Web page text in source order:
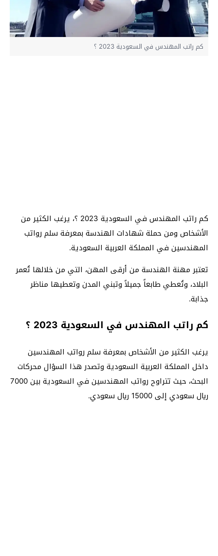
كم راتب المهندس في السعودية 2023 ؟
كم راتب المهندس في السعودية 2023 ؟، يرغب الكثير من
الأشخاص ومن حملة شهادات الهندسة بمعرفة سلم رواتب
المهندسين في المملكة العربية السعودية.
تعتبر مهنة الهندسة من أرقى المهن، التي من خلالها تُعمر
البلاد، وتُعطي طابعاً جميلاً وتبني المدن وتعطيها مناظر
جذابة.
كم راتب المهندس في السعودية 2023 ؟
يرغب الكثير من الأشخاص بمعرفة سلم رواتب المهندسين
داخل المملكة العربية السعودية وتصدر هذا السؤال محركات
البحث، حيث تتراوح رواتب المهندسين في السعودية بين 7000
ريال سعودي إلى 15000 ريال سعودي.